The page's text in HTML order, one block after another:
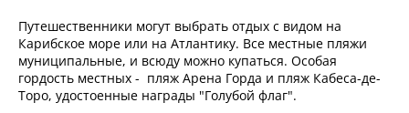
Путешественники могут выбрать отдых с видом на
Карибское море или на Атлантику. Все местные пляжи
муниципальные, и всюду можно купаться. Особая
гордость местных - пляж Арена Горда и пляж Кабеса-де-
Торо, удостоенные награды "Голубой флаг".